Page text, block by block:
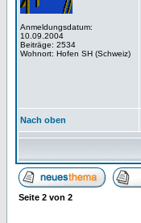
Anmeldungsdatum:
10.09.2004
Beiträge: 2534
Wohnort: Hofen SH (Schweiz)
Nach oben
Seite 2 von 2